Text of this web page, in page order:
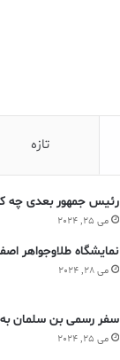
تازه
رئیس جمهور بعدی چه
می 25, 2024
نمایشگاه طلاوجواهر اصفهان
می 28, 2024
سفر رسمی بن سلمان به
می 25, 2024